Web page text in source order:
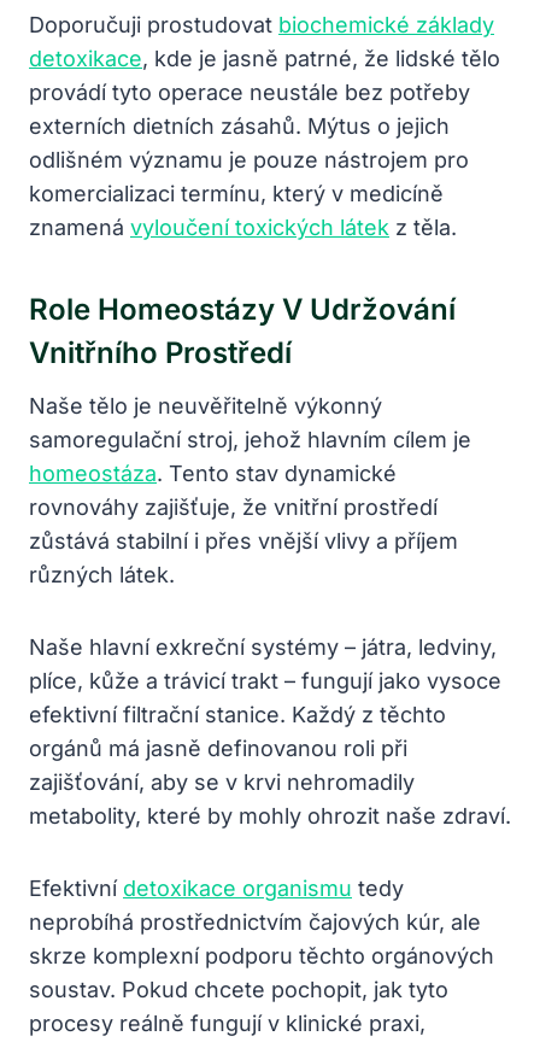
Doporučuji prostudovat biochemické základy
detoxikace, kde je jasně patrné, že lidské tělo
provádí tyto operace neustále bez potřeby
externích dietních zásahů. Mýtus o jejich
odlišném významu je pouze nástrojem pro
komercializaci termínu, který v medicíně
znamená vyloučení toxických látek z těla.
Role Homeostázy V Udržování
Vnitřního Prostředí
Naše tělo je neuvěřitelně výkonný
samoregulační stroj, jehož hlavním cílem je
homeostáza. Tento stav dynamické
rovnováhy zajišťuje, že vnitřní prostředí
zůstává stabilní i přes vnější vlivy a příjem
různých látek.
Naše hlavní exkreční systémy – játra, ledviny,
plíce, kůže a trávicí trakt – fungují jako vysoce
efektivní filtrační stanice. Každý z těchto
orgánů má jasně definovanou roli při
zajišťování, aby se v krvi nehromadily
metabolity, které by mohly ohrozit naše zdraví.
Efektivní detoxikace organismu tedy
neprobíhá prostřednictvím čajových kúr, ale
skrze komplexní podporu těchto orgánových
soustav. Pokud chcete pochopit, jak tyto
procesy reálně fungují v klinické praxi,